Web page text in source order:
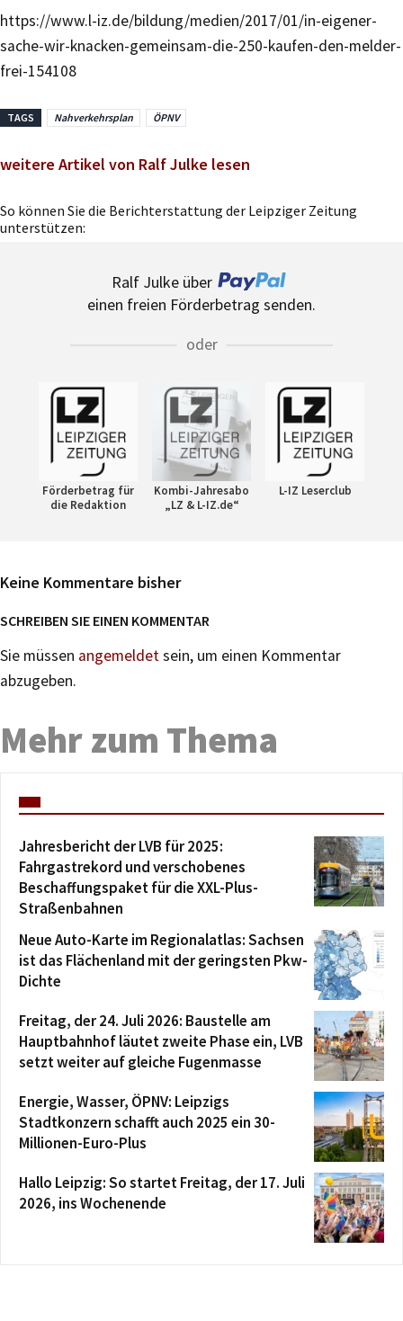
https://www.l-iz.de/bildung/medien/2017/01/in-eigener-
sache-wir-knacken-gemeinsam-die-250-kaufen-den-melder-
frei-154108
TAGS Nahverkehrsplan ÖPNV
weitere Artikel von Ralf Julke lesen
So können Sie die Berichterstattung der Leipziger Zeitung
unterstützen:
Ralf Julke über
einen freien Förderbetrag senden.
oder
Förderbetrag für
die Redaktion
Kombi-Jahresabo
„LZ & L-IZ.de“
L-IZ Leserclub
Keine Kommentare bisher
SCHREIBEN SIE EINEN KOMMENTAR
Sie müssen angemeldetsein, um einen Kommentar
abzugeben.
Mehr zum Thema
Jahresbericht der LVB für 2025:
Fahrgastrekord und verschobenes
Beschaffungspaket für die XXL-Plus-
Straßenbahnen
Neue Auto-Karte im Regionalatlas: Sachsen
ist das Flächenland mit der geringsten Pkw-
Dichte
Freitag, der 24. Juli 2026: Baustelle am
Hauptbahnhof läutet zweite Phase ein, LVB
setzt weiter auf gleiche Fugenmasse
Energie, Wasser, ÖPNV: Leipzigs
Stadtkonzern schafft auch 2025 ein 30-
Millionen-Euro-Plus
Hallo Leipzig: So startet Freitag, der 17. Juli
2026, ins Wochenende